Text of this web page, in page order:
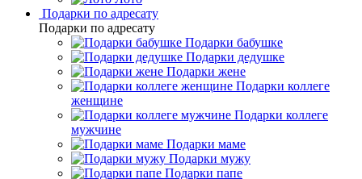
Подарки по адресату
Подарки по адресату
Подарки бабушке
Подарки дедушке
Подарки жене
Подарки коллеге
женщине
Подарки коллеге
мужчине
Подарки маме
Подарки мужу
Подарки папе